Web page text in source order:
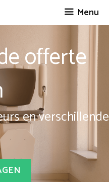
Menu
offerte
en verschillende